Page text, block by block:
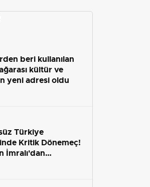
beri kullanılan
kültür ve
yeni adresi oldu
Türkiye
Kritik Dönemeç!
İmralı'dan